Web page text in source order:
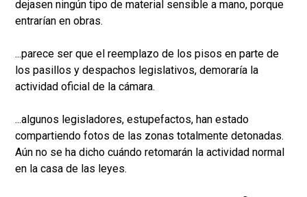
dejasen ningún tipo de material sensible a mano, porque
entrarían en obras.
...parece ser que el reemplazo de los pisos en parte de
los pasillos y despachos legislativos, demoraría la
actividad oficial de la cámara.
...algunos legisladores, estupefactos, han estado
compartiendo fotos de las zonas totalmente detonadas.
Aún no se ha dicho cuándo retomarán la actividad normal
en la casa de las leyes.